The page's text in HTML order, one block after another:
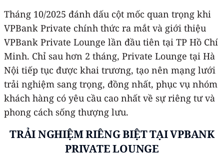
Tháng 10/2025 đánh dấu cột mốc quan trọng khi
VPBank Private chính thức ra mắt và giới thiệu
VPBank Private Lounge lần đầu tiên tại TP Hồ Chí
Minh. Chỉ sau hơn 2 tháng, Private Lounge tại Hà
Nội tiếp tục được khai trương, tạo nên mạng lưới
trải nghiệm sang trọng, đồng nhất, phục vụ nhóm
khách hàng có yêu cầu cao nhất về sự riêng tư và
phong cách sống thượng lưu.
TRẢI NGHIỆM RIÊNG BIỆT TẠI VPBANK
PRIVATE LOUNGE